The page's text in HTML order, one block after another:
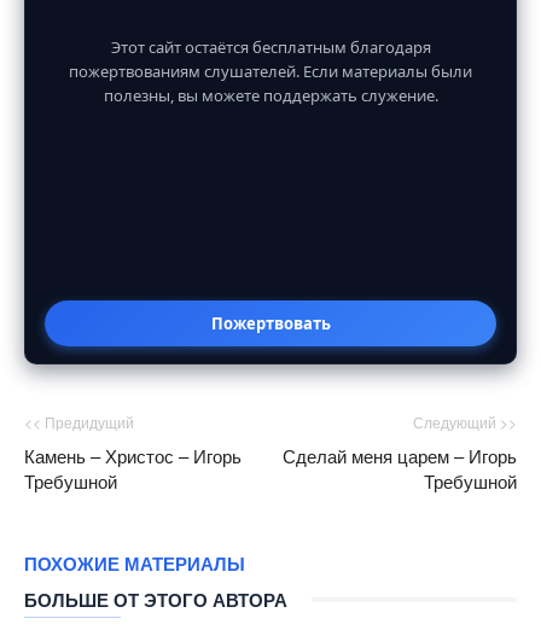
Этот сайт остаётся бесплатным благодаря
пожертвованиям слушателей. Если материалы были
полезны, вы можете поддержать служение.
Пожертвовать
<< Предидущий
Камень – Христос – Игорь
Требушной
Следующий >>
Сделай меня царем – Игорь
Требушной
ПОХОЖИЕ МАТЕРИАЛЫ
БОЛЬШЕ ОТ ЭТОГО АВТОРА